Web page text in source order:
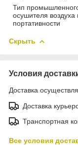
Тип
осушителя воздуха
портативности
Скрыть
Условия
Доставка
Доставка
Транспортная
Все условия